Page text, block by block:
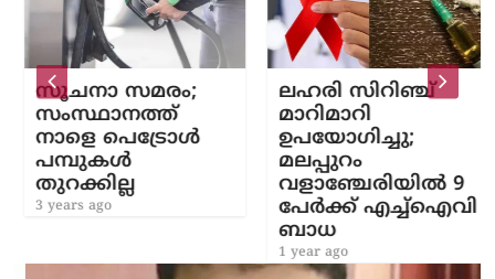
സൂചനാ സമരം;
സംസ്ഥാനത്ത്
നാളെ പെട്രോൾ
പമ്പുകൾ
തുറക്കില്ല
3 years ago
ലഹരി സിറിഞ്ച്
മാറിമാറി
ഉപയോഗിച്ചു;
മലപ്പുറം
വളാഞ്ചേരിയിൽ 9
പേർക്ക് എച്ച്ഐവി
ബാധ
1 year ago